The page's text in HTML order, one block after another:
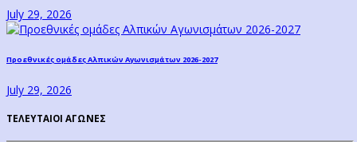
July 29, 2026
Προεθνικές ομάδες Αλπικών Αγωνισμάτων 2026-2027
July 29, 2026
ΤΕΛΕΥΤΑΙΟΙ ΑΓΩΝΕΣ